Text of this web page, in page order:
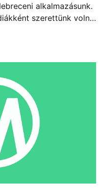
alkalmazásunk.
szerettünk volna
átláthatatlan